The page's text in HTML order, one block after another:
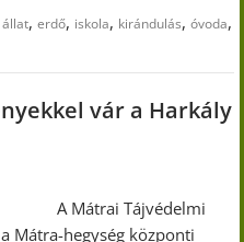
állat,erdő, iskola, kirándulás,óvoda,
vár a Harkály
A Mátrai Tájvédelmi
Mátra-hegység központi